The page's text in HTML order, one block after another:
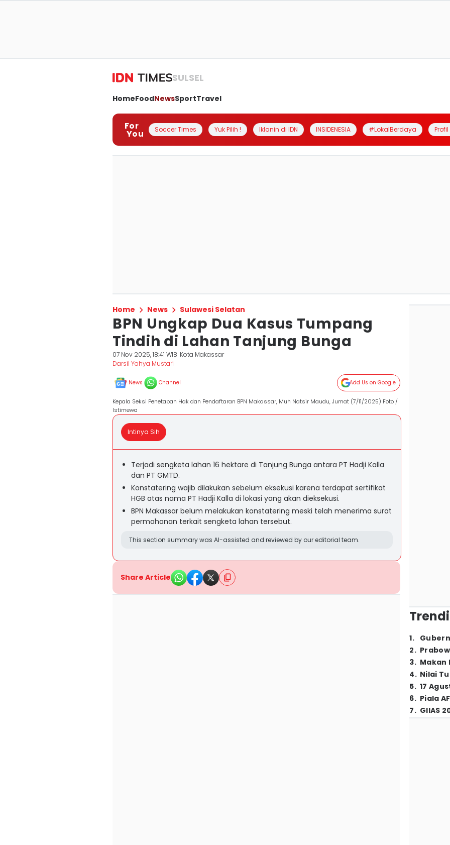
SULSEL
HomeFoodNewsSportTravel
For
You Soccer Times Yuk Pilih ! Iklanin di IDN INSIDENESIA #LokalBerdaya
Home News Sulawesi Selatan
BPN Ungkap Dua Kasus Tumpang
Tindih di Lahan Tanjung Bunga
07 Nov 2025, 18:41 WIB Kota Makassar
Darsil Yahya Mustari
News Channel Add Us on Google
Kepala Seksi Penetapan Hak dan Pendaftaran BPN Makassar, Muh Natsir Maudu, Jumat (7/11/2025) Foto /
Istimewa
Intinya Sih
Terjadi sengketa lahan 16 hektare di Tanjung Bunga antara PT Hadji Kalla
dan PT GMTD.
Konstatering wajib dilakukan sebelum eksekusi karena terdapat sertifikat
HGB atas nama PT Hadji Kalla di lokasi yang akan dieksekusi.
BPN Makassar belum melakukan konstatering meski telah menerima surat
permohonan terkait sengketa lahan tersebut.
This section summary was AI-assisted and reviewed by our editorial team.
Share Article
1.
2.
3. Makan
4. Nilai
5. 17
6. Piala
7. GIIAS